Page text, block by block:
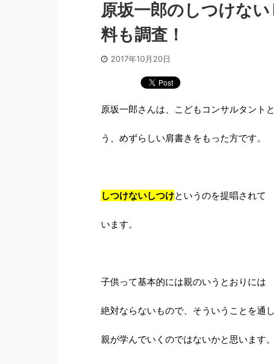
原坂一郎のしつけな
料も調査！
2017年10月20日
原坂一郎さんは、こどもコンサルタント
う、めずらしい肩書きをもった方です。
しつけないしつけというのを提唱されて
います。
子供って基本的には親のいうとおりには
絶対ならないもので、そういうことを通
親が学んでいくのではないかと思います